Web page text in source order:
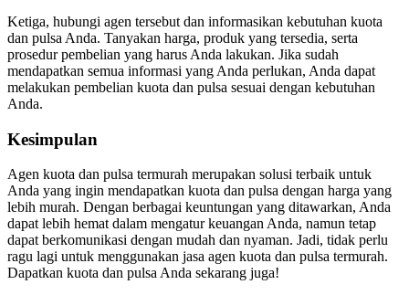
Ketiga, hubungi agen tersebut dan informasikan kebutuhan kuota
dan pulsa Anda. Tanyakan harga, produk yang tersedia, serta
prosedur pembelian yang harus Anda lakukan. Jika sudah
mendapatkan semua informasi yang Anda perlukan, Anda dapat
melakukan pembelian kuota dan pulsa sesuai dengan kebutuhan
Anda.
Kesimpulan
Agen kuota dan pulsa termurah merupakan solusi terbaik untuk
Anda yang ingin mendapatkan kuota dan pulsa dengan harga yang
lebih murah. Dengan berbagai keuntungan yang ditawarkan, Anda
dapat lebih hemat dalam mengatur keuangan Anda, namun tetap
dapat berkomunikasi dengan mudah dan nyaman. Jadi, tidak perlu
ragu lagi untuk menggunakan jasa agen kuota dan pulsa termurah.
Dapatkan kuota dan pulsa Anda sekarang juga!